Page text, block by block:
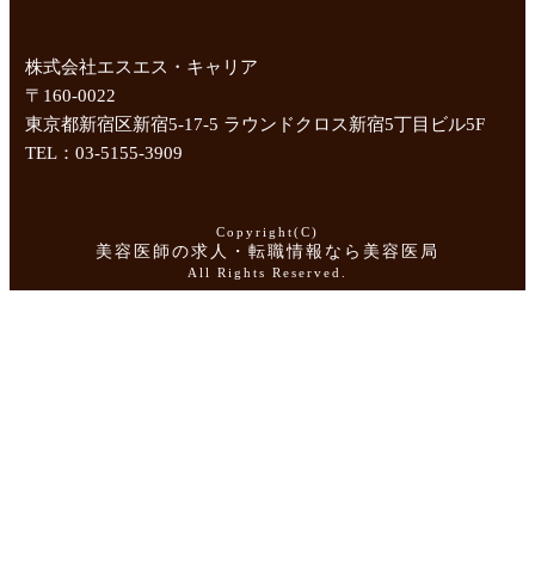
株式会社エスエス・キャリア
〒160-0022
東京都新宿区新宿5-17-5 ラウンドクロス新宿5丁目ビル5F
TEL：03-5155-3909
Copyright(C)
美容医師の求人・転職情報なら美容医局
All Rights Reserved.